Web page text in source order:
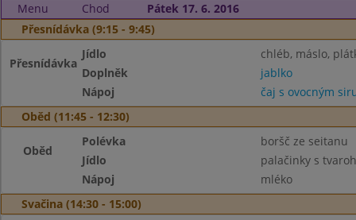
Menu
Chod
Pátek 17. 6. 2016
Přesnídávka (9:15 - 9:45)
Přesnídávka
Jídlo
chléb, máslo,
Doplněk
jablko
Nápoj
čaj s ovocným
Oběd (11:45 - 12:30)
Oběd
Polévka
boršč ze seitanu
Jídlo
palačinky s
Nápoj
mléko
Svačina (14:30 - 15:00)